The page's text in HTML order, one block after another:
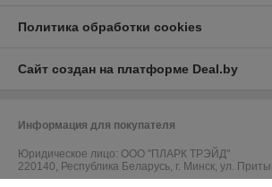
Политика обработки cookies
Сайт создан на платформе Deal.by
Информация для покупателя
Юридическое лицо: ООО "ПЛАРК ТРЭЙД"
220140, Республика Беларусь, г. Минск, ул.